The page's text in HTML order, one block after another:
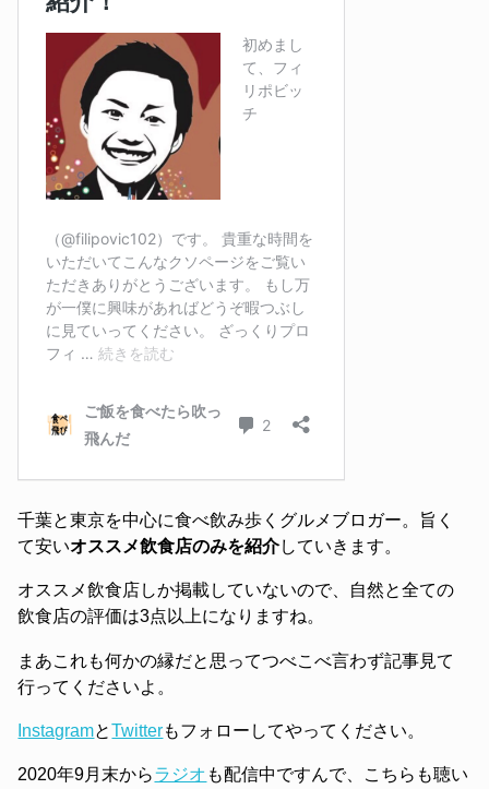
千葉と東京を中心に食べ飲み歩くグルメブロガー。旨く
て安いオススメ飲食店のみを紹介していきます。
オススメ飲食店しか掲載していないので、自然と全ての
飲食店の評価は3点以上になりますね。
まあこれも何かの縁だと思ってつべこべ言わず記事見て
行ってくださいよ。
InstagramとTwitterもフォローしてやってください。
2020年9月末からラジオ も配信中ですんで、こちらも聴い